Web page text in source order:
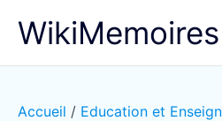
WikiMemoires
Accueil / Education et